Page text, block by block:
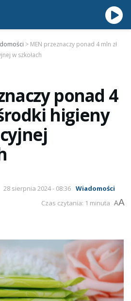
> MEN przeznaczy ponad 4 mln zł
w szkołach
ponad 4
higieny
28 sierpnia 2024 - 08:36 Wiadomości
Czas czytania: 1 minuta AA